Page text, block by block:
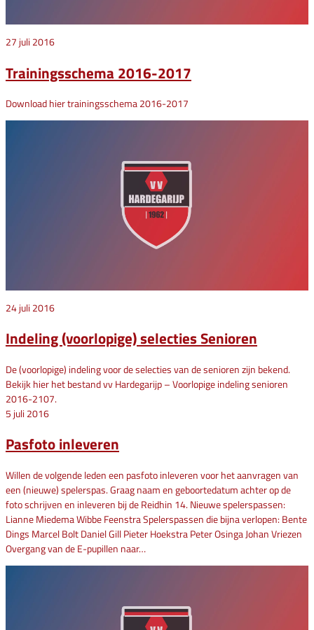
27 juli 2016
Trainingsschema 2016-2017
Download hier trainingsschema 2016-2017
24 juli 2016
Indeling (voorlopige) selecties Senioren
De (voorlopige) indeling voor de selecties van de senioren zijn bekend.
Bekijk hier het bestand vv Hardegarijp – Voorlopige indeling senioren
2016-2107.
5 juli 2016
Pasfoto inleveren
Willen de volgende leden een pasfoto inleveren voor het aanvragen van
een (nieuwe) spelerspas. Graag naam en geboortedatum achter op de
foto schrijven en inleveren bij de Reidhin 14. Nieuwe spelerspassen:
Lianne Miedema Wibbe Feenstra Spelerspassen die bijna verlopen: Bente
Dings Marcel Bolt Daniel Gill Pieter Hoekstra Peter Osinga Johan Vriezen
Overgang van de E-pupillen naar…